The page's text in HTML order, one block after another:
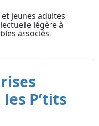
et jeunes adultes
légère à
associés.
P’tits